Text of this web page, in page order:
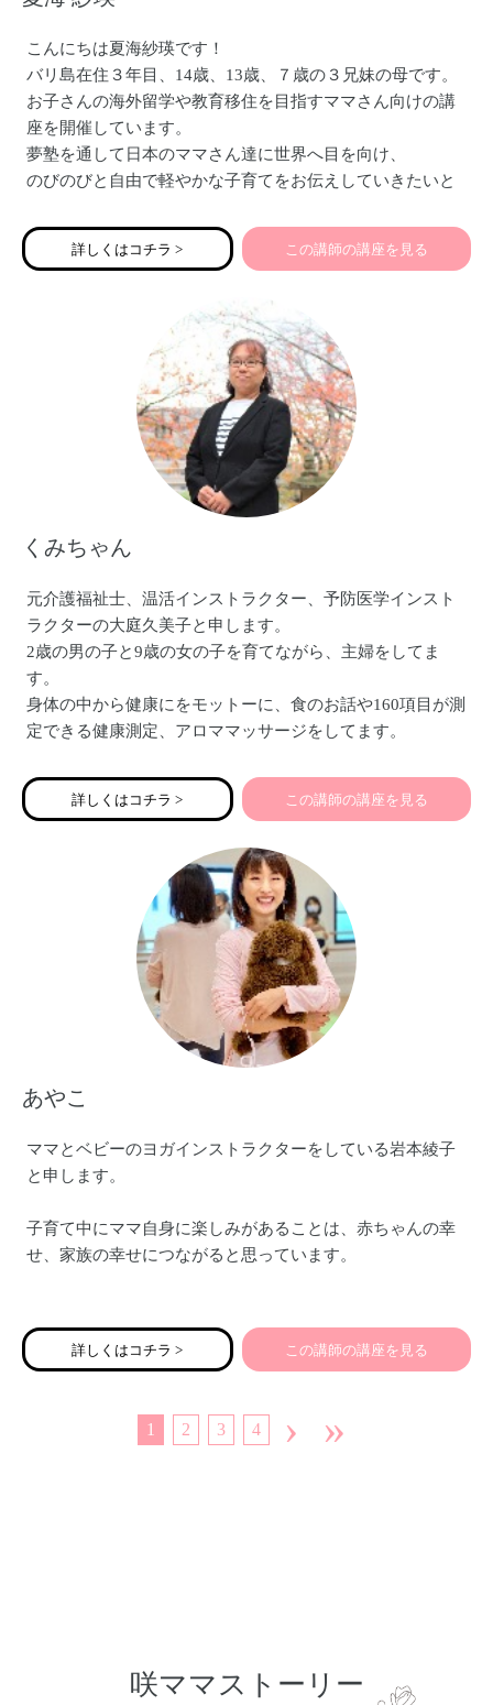
こんにちは夏海紗瑛です！
バリ島在住３年目、14歳、13歳、７歳の３兄妹の母です。
お子さんの海外留学や教育移住を目指すママさん向けの講
座を開催しています。
夢塾を通して日本のママさん達に世界へ目を向け、
のびのびと自由で軽やかな子育てをお伝えしていきたいと
皆様どうぞよろしくお願い致します。
詳しくはコチラ > この講師の講座を見る
くみちゃん
元介護福祉士、温活インストラクター、予防医学インスト
ラクターの大庭久美子と申します。
2歳の男の子と9歳の女の子を育てながら、主婦をしてま
す。
身体の中から健康にをモットーに、食のお話や160項目が測
定できる健康測定、アロママッサージをしてます。
詳しくはコチラ > この講師の講座を見る
あやこ
ママとベビーのヨガインストラクターをしている岩本綾子
と申します。
子育て中にママ自身に楽しみがあることは、赤ちゃんの幸
せ、家族の幸せにつながると思っています。
定になりがちなココロ。
りかたまっているカラダ。
詳しくはコチラ > この講師の講座を見る
1 2 3 4 › »
咲ママストーリー